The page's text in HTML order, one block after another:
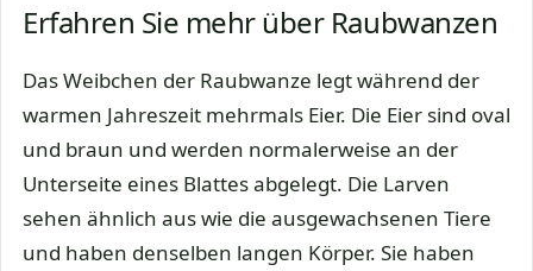
Erfahren Sie mehr über Raubwanzen
Das Weibchen der Raubwanze legt während der
warmen Jahreszeit mehrmals Eier. Die Eier sind oval
und braun und werden normalerweise an der
Unterseite eines Blattes abgelegt. Die Larven
sehen ähnlich aus wie die ausgewachsenen Tiere
und haben denselben langen Körper. Sie haben